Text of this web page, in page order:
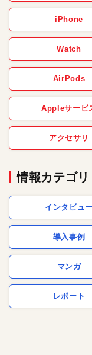
iPhone
Watch
AirPods
Appleサービ
アクセサリ
情報カテゴリ
インタビュー
導入事例
マンガ
レポート